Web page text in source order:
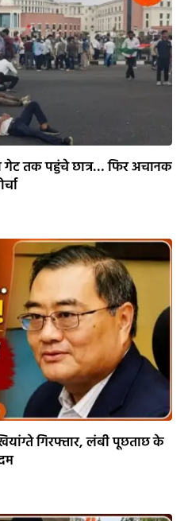
गेट तक पहुंचे छात्र… फिर अचानक
गिरफ्तार, लंबी पूछताछ के